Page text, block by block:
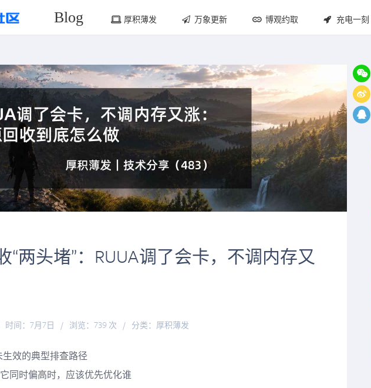
Blog 厚积薄发 万象更新 博观约取 充电一刻
“两头堵”：RUUA调了会卡，不调内存又
时间：7月7日 / 浏览：739 次 / 分类： 厚积薄发
生效的典型排查路径
同时偏高时，应该优先优化谁